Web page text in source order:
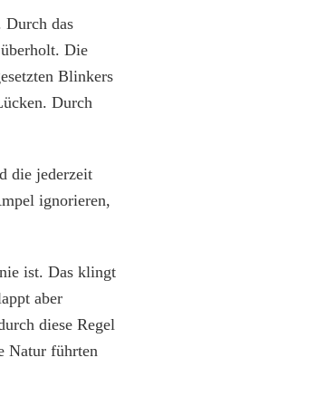
Durch das
Die
Blinkers
Durch
die jederzeit
ignorieren,
ist. Das klingt
aber
diese Regel
Natur führten